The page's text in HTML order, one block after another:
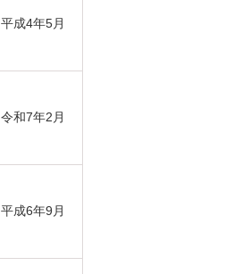
平成4年5月
令和7年2月
平成6年9月